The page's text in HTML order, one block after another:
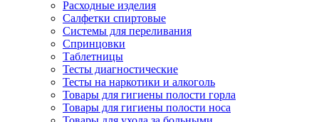
Расходные изделия
Салфетки спиртовые
Системы для переливания
Спринцовки
Таблетницы
Тесты диагностические
Тесты на наркотики и алкоголь
Товары для гигиены полости горла
Товары для гигиены полости носа